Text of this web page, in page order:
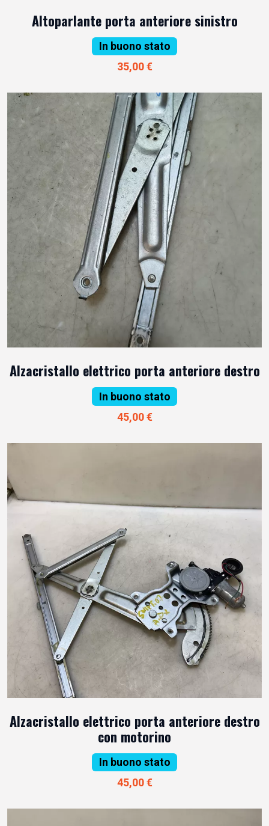
Altoparlante porta anteriore sinistro
In buono stato
35,00 €
Alzacristallo elettrico porta anteriore destro
In buono stato
45,00 €
Alzacristallo elettrico porta anteriore destro
con motorino
In buono stato
45,00 €